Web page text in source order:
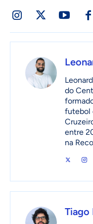
do
futebol
entre
na
Tiago